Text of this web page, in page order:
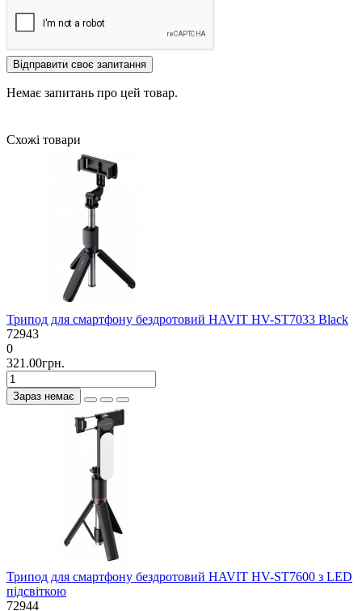
Відправити своє запитання
Немає запитань про цей товар.
Схожі товари
Трипод для смартфону бездротовий HAVIT HV-ST7033 Black
72943
0
321.00грн.
Зараз немає
Трипод для смартфону бездротовий HAVIT HV-ST7600 з LED
підсвіткою
72944